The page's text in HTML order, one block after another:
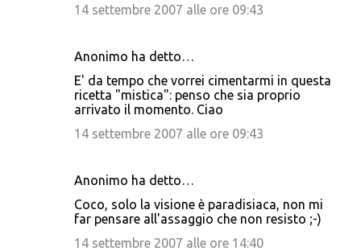
14 settembre 2007 alle ore 09:43
Anonimo ha detto…
E' da tempo che vorrei cimentarmi in questa
ricetta "mistica": penso che sia proprio
arrivato il momento. Ciao
14 settembre 2007 alle ore 09:43
Anonimo ha detto…
Coco, solo la visione è paradisiaca, non mi
far pensare all'assaggio che non resisto ;-)
14 settembre 2007 alle ore 14:40